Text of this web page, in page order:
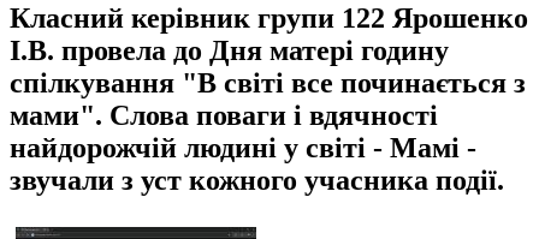
Класний керівник групи 122 Ярошенко
І.В. провела до Дня матері годину
спілкування "В світі все починається з
мами". Слова поваги і вдячності
найдорожчій людині у світі - Мамі -
звучали з уст кожного учасника події.